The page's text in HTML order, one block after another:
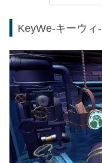
KeyWe-キーウィ-